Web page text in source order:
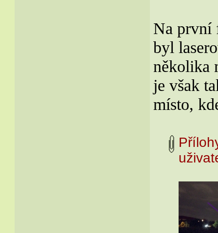
Na první
byl
několika
je však
místo,